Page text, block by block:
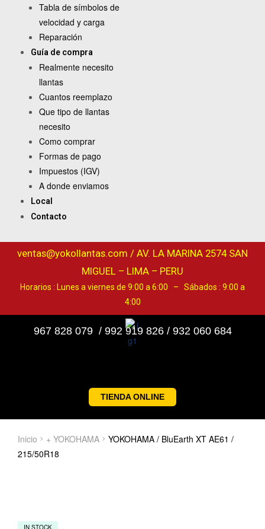
Tabla de símbolos de
velocidad y carga
Reparación
Guía de compra
Realmente necesito
llantas
Cuantos reemplazo
Que tipo de llantas
necesito
Como comprar
Formas de pago
Impuestos (IGV)
A donde enviamos
Local
Contacto
ventas@yokollantas.com / AV. LA MARINA 2574 SAN
MIGUEL – LIMA – PERU
Horarios : Lunes a viernes de 9:00 a 6:00 – Sábados : 9:00 a
4:00
967 828 079 / 992 919 826 / 932 060 684
TIENDA ONLINE
Inicio + YOKOHAMA
YOKOHAMA / BluEarth XT AE61 /
215/50R18
IN STOCK